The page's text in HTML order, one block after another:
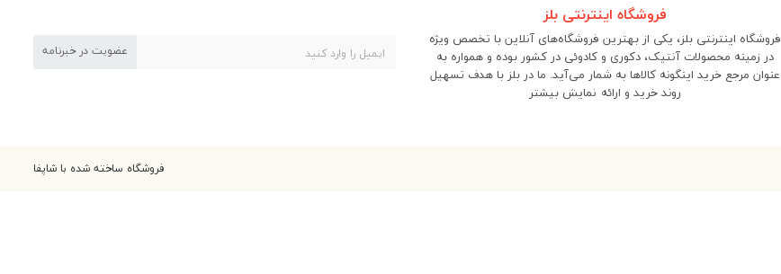
فروشگاه اینترنتی بلز
فروشگاه اینترنتی بلز، یکی از بهترین فروشگاه‌های آنلاین با تخصص ویژه
در زمینه محصولات آنتیک، دکوری و کادوئی در کشور بوده و همواره به
عنوان مرجع خرید اینگونه کالاها به شمار می‌آید. ما در بلز با هدف تسهیل
روند خرید و ارائه نمایش بیشتر
عضویت در خبرنامه
فروشگاه ساخته شده با شاپفا